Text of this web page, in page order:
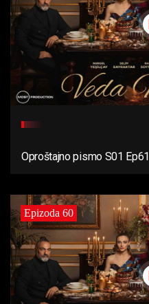
Oproštajno pismo S01 Ep61
Epizoda 60